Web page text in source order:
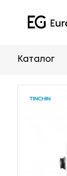
Каталог